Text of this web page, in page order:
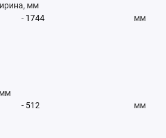
мм
-
мм
-
мм